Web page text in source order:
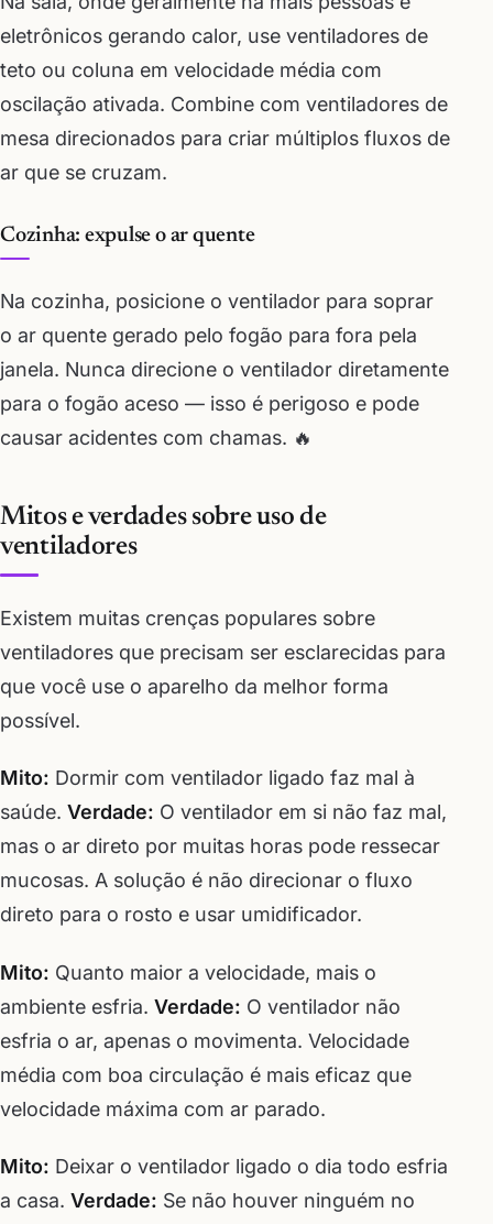
eletrônicos gerando calor, use ventiladores de
teto ou coluna em velocidade média com
oscilação ativada. Combine com ventiladores de
mesa direcionados para criar múltiplos fluxos de
ar que se cruzam.
Cozinha: expulse o ar quente
Na cozinha, posicione o ventilador para soprar
o ar quente gerado pelo fogão para fora pela
janela. Nunca direcione o ventilador diretamente
para o fogão aceso — isso é perigoso e pode
causar acidentes com chamas. 🔥
Mitos e verdades sobre uso de
ventiladores
Existem muitas crenças populares sobre
ventiladores que precisam ser esclarecidas para
que você use o aparelho da melhor forma
possível.
Mito: Dormir com ventilador ligado faz mal à
saúde. Verdade: O ventilador em si não faz mal,
mas o ar direto por muitas horas pode ressecar
mucosas. A solução é não direcionar o fluxo
direto para o rosto e usar umidificador.
Mito: Quanto maior a velocidade, mais o
ambiente esfria. Verdade: O ventilador não
esfria o ar, apenas o movimenta. Velocidade
média com boa circulação é mais eficaz que
velocidade máxima com ar parado.
Mito: Deixar o ventilador ligado o dia todo esfria
a casa. Verdade: Se não houver ninguém no